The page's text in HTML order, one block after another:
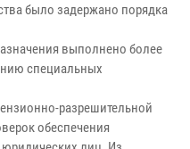
было задержано порядка
выполнено более
специальных
разрешительной
обеспечения